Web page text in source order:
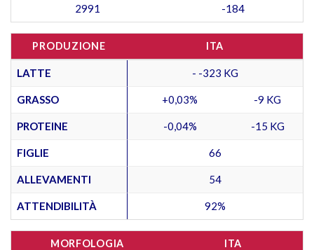
2991 -184
PRODUZIONE ITA
LATTE - -323 KG
GRASSO +0,03% -9 KG
PROTEINE -0,04% -15 KG
FIGLIE 66
ALLEVAMENTI 54
ATTENDIBILITÀ 92%
MORFOLOGIA ITA